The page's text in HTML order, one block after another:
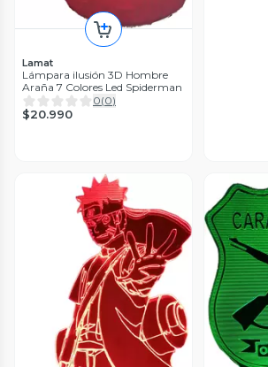
Lamat
Lámpara ilusión 3D Hombre
Araña 7 Colores Led Spiderman
0(0)
$20.990